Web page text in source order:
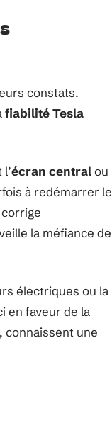
constats.
fiabilité Tesla
écran centralou
à redémarrer le
la méfiance de
électriques ou la
en faveur de la
connaissent une